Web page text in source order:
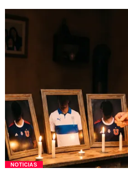
NOTICIAS